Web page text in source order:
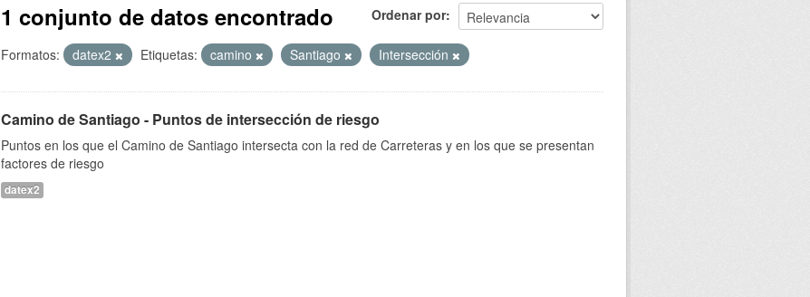
Ordenar por
1 conjunto de datos encontrado
Formatos: datex2 Etiquetas: camino Santiago Intersección
Camino de Santiago - Puntos de intersección de riesgo
Puntos en los que el Camino de Santiago intersecta con la red de Carreteras y en los que se presentan
factores de riesgo
datex2